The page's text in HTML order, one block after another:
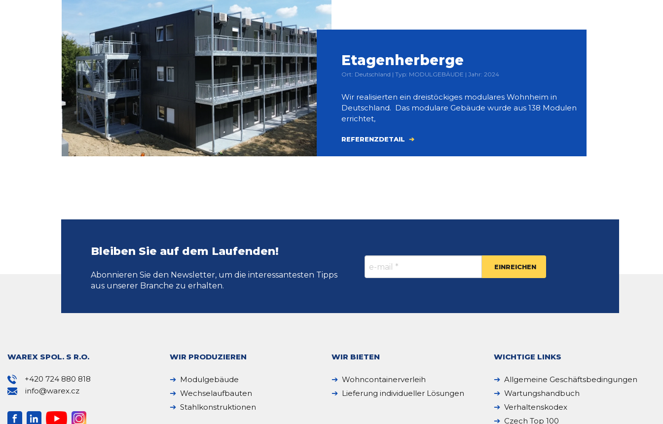
Etagenherberge
Ort: Deutschland | Typ: MODULGEBÄUDE | Jahr: 2024
Wir realisierten ein dreistöckiges modulares Wohnheim in
Deutschland. Das modulare Gebäude wurde aus 138 Modulen
errichtet,
REFERENZDETAIL
Bleiben Sie auf dem Laufenden!
Abonnieren Sie den Newsletter, um die interessantesten Tipps
aus unserer Branche zu erhalten.
WAREX SPOL. S R.O.
+420 724 880 818
info@warex.cz
WIR PRODUZIEREN
Modulgebäude
Wechselaufbauten
Stahlkonstruktionen
WIR BIETEN
Wohncontainerverleih
Lieferung individueller Lösungen
WICHTIGE LINKS
Allgemeine Geschäftsbedingungen
Wartungshandbuch
Verhaltenskodex
Czech Top 100